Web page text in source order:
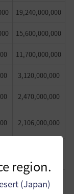
region.
(Japan)
19,240,000,000
15,600,000,000
11,700,000,000
3,120,000,000
2,470,000,000
2,106,000,000
2,106,000,000